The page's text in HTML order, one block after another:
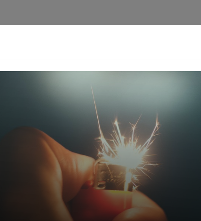
[aioseo_breadcrumbs]
Meletus! 11 Kali
Timur
Harimurti 19-08-2025 - 00.31
Facebook
Mastodon
Email